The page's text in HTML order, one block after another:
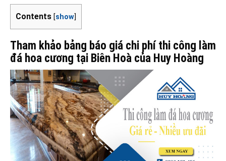
Contents [show]
Tham khảo bảng báo giá chi phí thi công làm
đá hoa cương tại Biên Hoà của Huy Hoàng